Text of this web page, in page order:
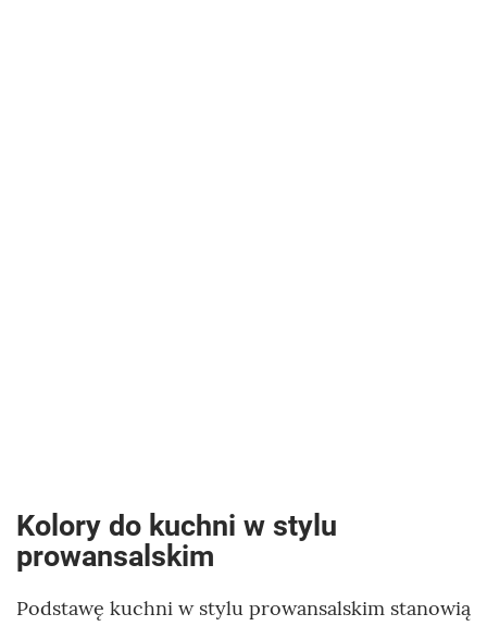
Kolory do kuchni w stylu
prowansalskim
Podstawę kuchni w stylu prowansalskim stanowią